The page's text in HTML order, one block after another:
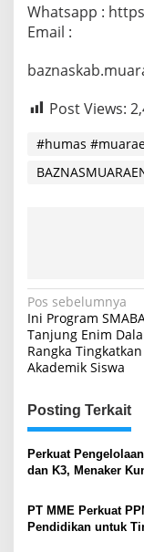
Whatsapp :
Email :
Post Views:
#humas
Navigasi
pos
Pos sebelumnya
Ini Program
Tanjung Enim
Rangka Tingkatkan
Akademik Siswa
Posting Terkait
Perkuat
dan K3, Menaker
PT MME Perkuat
Pendidikan untuk